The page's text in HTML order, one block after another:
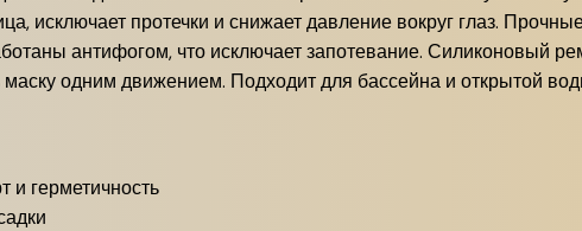
исключает протечки и снижает давление вокруг глаз.
антифогом, что исключает запотевание. Силиконовый
одним движением. Подходит для бассейна и открытой
и герметичность